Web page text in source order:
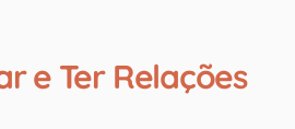
e Ter Relações